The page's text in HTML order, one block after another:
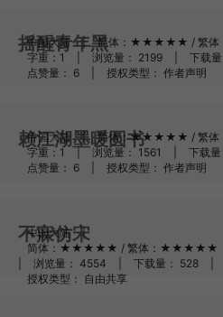
摇醒青年黑
中国大陆 | 简体：★★★★★ / 繁体
字重：1
| 浏览量： 2199 下载
点赞量： 6
授权类型： 作者声明
赖江湖墨暖圆书
中国大陆 | 简体：★★★★★ / 繁体
字重：1
浏览量： 1561 下载
点赞量： 6
授权类型： 作者声明
不寐仿宋
中国大陆
|
简体：★★★★★ / 繁体：★★★★★
浏览量： 4554 下载量： 528
授权类型： 自由共享